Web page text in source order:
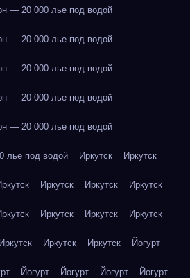
— 20 000 лье под водой
— 20 000 лье под водой
— 20 000 лье под водой
— 20 000 лье под водой
— 20 000 лье под водой
под водой Иркутск Иркутск
Иркутск Иркутск Иркутск
Иркутск Иркутск Иркутск
Иркутск Иркутск Иркутск Йогурт
Йогурт Йогурт Йогурт Йогурт